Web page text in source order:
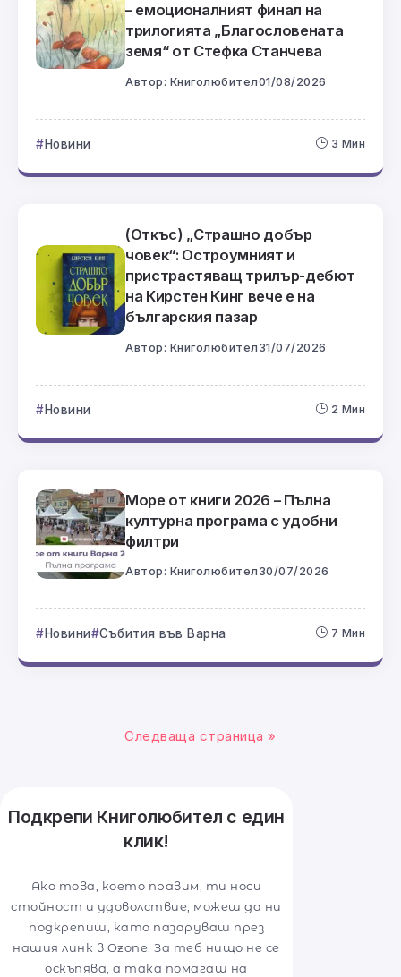
– емоционалният финал на
трилогията „Благословената
земя“ от Стефка Станчева
Автор: Книголюбител01/08/2026
Новини 3 Мин
(Откъс) „Страшно добър
човек“: Остроумният и
пристрастяващ трилър-дебют
на Кирстен Кинг вече е на
българския пазар
Автор: Книголюбител 31/07/2026
Новини 2 Мин
Море от книги 2026 – Пълна
културна програма с удобни
филтри
Автор: Книголюбител 30/07/2026
Новини Събития във Варна 7 Мин
Следваща страница »
Подкрепи Книголюбител с един
клик!
Ако това, което правим, ти носи
стойност и удоволствие, можеш да ни
подкрепиш, като пазаруваш през
нашия линк в Ozone. За теб нищо не се
оскъпява, а така помагаш на